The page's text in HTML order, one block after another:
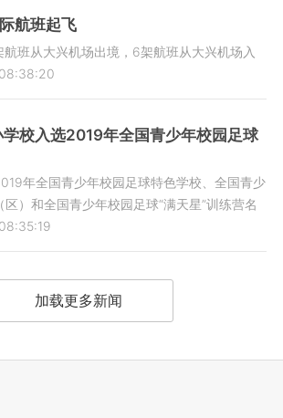
航班起飞
班从大兴机场出境，6架航班从大兴机场入
校入选2019年全国青少年校园足球
年全国青少年校园足球特色学校、全国青少
）和全国青少年校园足球“满天星”训练营名
加载更多新闻